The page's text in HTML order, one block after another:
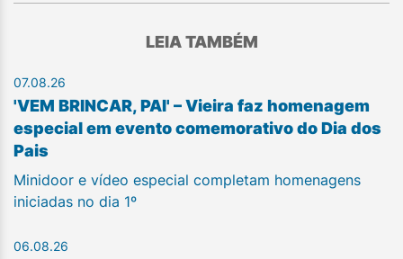
LEIA TAMBÉM
07.08.26
'VEM BRINCAR, PAI' – Vieira faz homenagem
especial em evento comemorativo do Dia dos
Pais
Minidoor e vídeo especial completam homenagens
iniciadas no dia 1º
06.08.26